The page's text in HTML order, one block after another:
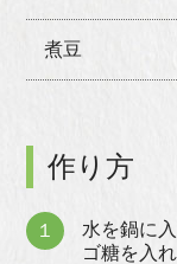
煮豆
作り方
１
水を鍋に
ゴ糖を入